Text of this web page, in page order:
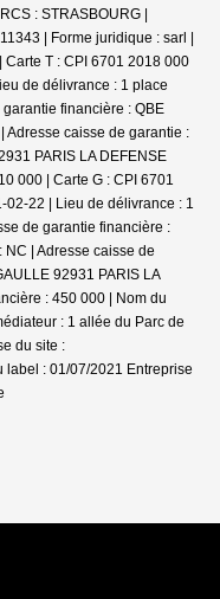
: STRASBOURG |
| Forme juridique : sarl |
Carte T : CPI 6701 2018 000
de délivrance : 1 place
financière : QBE
Adresse caisse de garantie :
PARIS LA DEFENSE
000 | Carte G : CPI 6701
22 | Lieu de délivrance : 1
de garantie financière :
| Adresse caisse de
92931 PARIS LA
: 450 000 | Nom du
: 1 allée du Parc de
du site :
label : 01/07/2021 Entreprise